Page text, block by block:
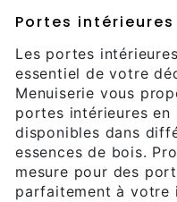
Portes
Les portes
essentiel de votre
Menuiserie vous
portes intérieures en
disponibles dans
essences de bois.
mesure pour des
parfaitement à votre